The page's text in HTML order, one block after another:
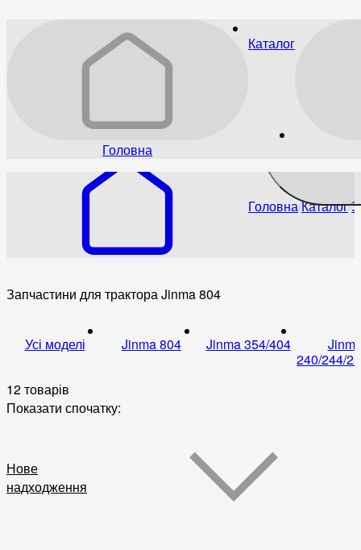
Головна
Каталог
ГоловнаКаталог
Запчастини для трактора Jinma 804
Усі моделі Jinma 804 Jinma 354/404
240/244/
12 товарів
Показати спочатку:
Нове
надходження